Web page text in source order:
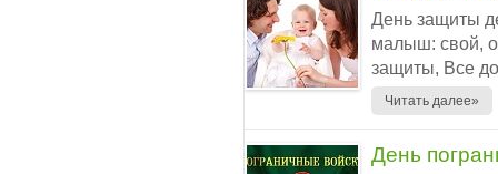
День защиты
малыш: свой,
защиты, Все
Читать далее»
День